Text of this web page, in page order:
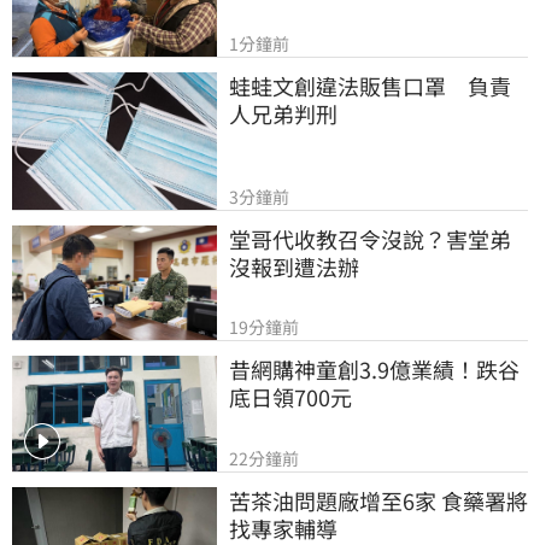
1分鐘前
蛙蛙文創違法販售口罩　負責
人兄弟判刑
3分鐘前
堂哥代收教召令沒說？害堂弟
沒報到遭法辦
19分鐘前
昔網購神童創3.9億業績！跌谷
底日領700元
22分鐘前
苦茶油問題廠增至6家 食藥署將
找專家輔導